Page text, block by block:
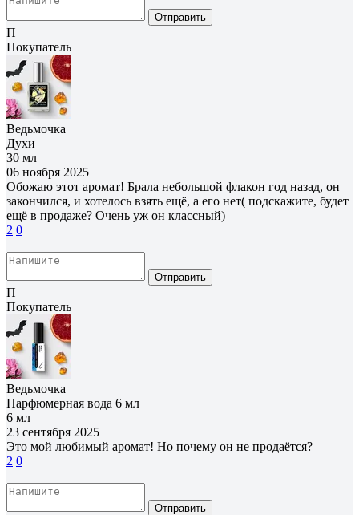
Отправить
П
Покупатель
Ведьмочка
Духи
30 мл
06 ноября 2025
Обожаю этот аромат! Брала небольшой флакон год назад, он
закончился, и хотелось взять ещё, а его нет( подскажите, будет
ещё в продаже? Очень уж он классный)
2 0
Отправить
П
Покупатель
Ведьмочка
Парфюмерная вода 6 мл
6 мл
23 сентября 2025
Это мой любимый аромат! Но почему он не продаётся?
2 0
Отправить